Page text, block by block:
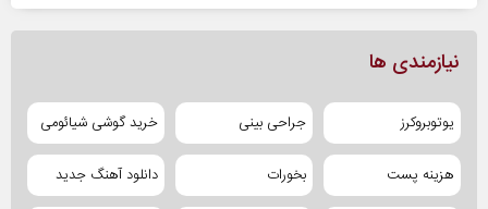
نیازمندی ها
یوتوبروکرز جراحی بینی خرید گوشی شیائومی
هزینه پست بخورات دانلود آهنگ جدید